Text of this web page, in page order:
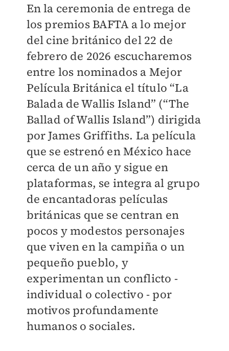
En la ceremonia de entrega de
los premios BAFTA a lo mejor
del cine británico del 22 de
febrero de 2026 escucharemos
entre los nominados a Mejor
Película Británica el título “La
Balada de Wallis Island” (“The
Ballad of Wallis Island”) dirigida
por James Griffiths. La película
que se estrenó en México hace
cerca de un año y sigue en
plataformas, se integra al grupo
de encantadoras películas
británicas que se centran en
pocos y modestos personajes
que viven en la campiña o un
pequeño pueblo, y
experimentan un conflicto -
individual o colectivo - por
motivos profundamente
humanos o sociales.